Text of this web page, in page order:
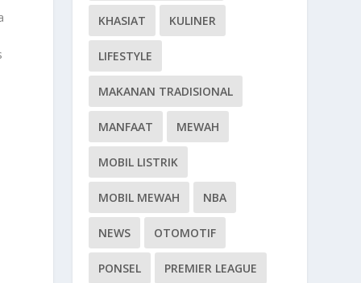
KHASIAT KULINER
LIFESTYLE
MAKANAN TRADISIONAL
MANFAAT MEWAH
MOBIL LISTRIK
MOBIL MEWAH NBA
NEWS OTOMOTIF
PONSEL PREMIER LEAGUE